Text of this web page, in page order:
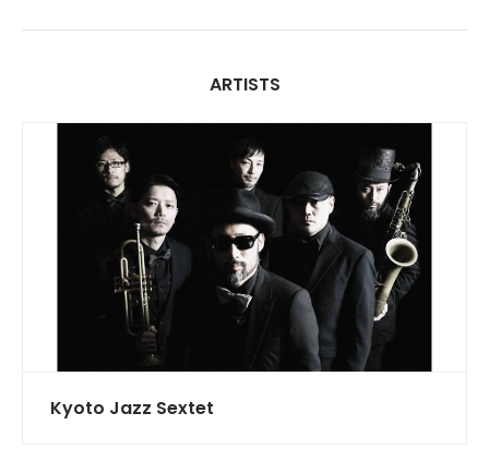
ARTISTS
Kyoto Jazz Sextet